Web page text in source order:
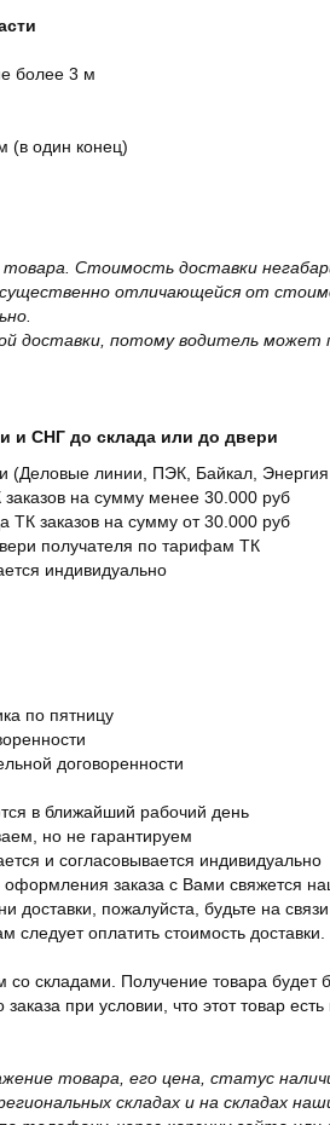
более 3 м
(в один конец)
Стоимость доставки
отличающейся от
доставки, потому водитель
и СНГ до склада или до двери
(Деловые линии, ПЭК, Байкал,
на сумму менее 30.000 руб
ТК заказов на сумму от 30.000 руб
получателя по тарифам ТК
индивидуально
по пятницу
договоренности
в ближайший рабочий день
но не гарантируем
и согласовывается индивидуально
оформления заказа с Вами свяжется
доставки, пожалуйста, будьте на связи
следует оплатить стоимость
складами. Получение товара
при условии, что этот товар есть
товара, его цена, статус
складах и на складах